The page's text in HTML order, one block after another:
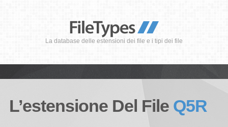
La database delle estensioni dei file e i tipi dei file
L’estensione Del File Q5R